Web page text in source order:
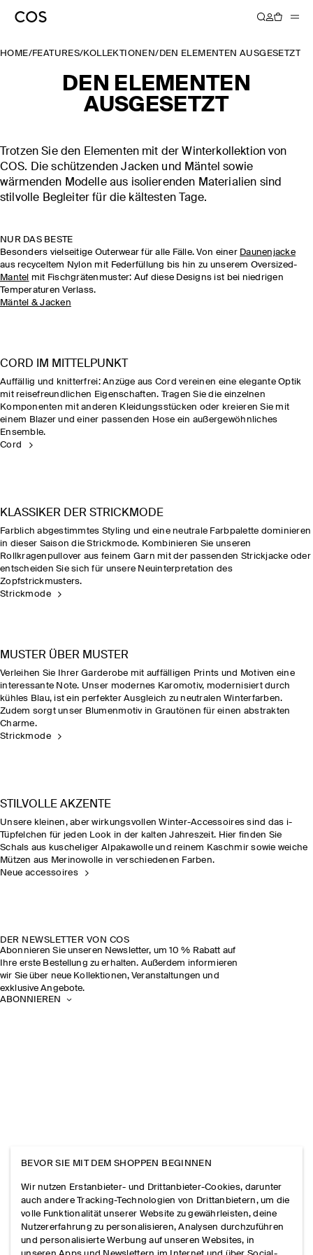
HOME/FEATURES/KOLLEKTIONEN/ DEN ELEMENTEN AUSGESETZT
DEN ELEMENTEN
AUSGESETZT
Trotzen Sie den Elementen mit der Winterkollektion von
COS. Die schützenden Jacken und Mäntel sowie
wärmenden Modelle aus isolierenden Materialien sind
stilvolle Begleiter für die kältesten Tage.
NUR DAS BESTE
Besonders vielseitige Outerwear für alle Fälle. Von einer Daunenjacke
aus recyceltem Nylon mit Federfüllung bis hin zu unserem Oversized-
Mantel
mit Fischgrätenmuster: Auf diese Designs ist bei niedrigen
Temperaturen Verlass.
Mäntel & Jacken
CORD IM MITTELPUNKT
Auffällig und knitterfrei: Anzüge aus Cord vereinen eine elegante Optik
mit reisefreundlichen Eigenschaften. Tragen Sie die einzelnen
Komponenten mit anderen Kleidungsstücken oder kreieren Sie mit
einem Blazer und einer passenden Hose ein außergewöhnliches
Ensemble.
Cord
KLASSIKER DER STRICKMODE
Farblich abgestimmtes Styling und eine neutrale Farbpalette dominieren
in dieser Saison die Strickmode. Kombinieren Sie unseren
Rollkragenpullover aus feinem Garn mit der passenden Strickjacke oder
entscheiden Sie sich für unsere Neuinterpretation des
Zopfstrickmusters.
Strickmode
MUSTER ÜBER MUSTER
Verleihen Sie Ihrer Garderobe mit auffälligen Prints und Motiven eine
interessante Note. Unser modernes Karomotiv, modernisiert durch
kühles Blau, ist ein perfekter Ausgleich zu neutralen Winterfarben.
Zudem sorgt unser Blumenmotiv in Grautönen für einen abstrakten
Charme.
Strickmode
STILVOLLE AKZENTE
Unsere kleinen, aber wirkungsvollen Winter-Accessoires sind das i-
Tüpfelchen für jeden Look in der kalten Jahreszeit. Hier finden Sie
Schals aus kuscheliger Alpakawolle und reinem Kaschmir sowie weiche
Mützen aus Merinowolle in verschiedenen Farben.
Neue accessoires
DER NEWSLETTER VON COS
Abonnieren Sie unseren Newsletter, um 10 % Rabatt auf
Ihre erste Bestellung zu erhalten. Außerdem informieren
wir Sie über neue Kollektionen, Veranstaltungen und
exklusive Angebote.
ABONNIEREN
BEVOR SIE MIT DEM SHOPPEN BEGINNEN
Wir nutzen Erstanbieter- und Drittanbieter-Cookies, darunter
auch andere Tracking-Technologien von Drittanbietern, um die
volle Funktionalität unserer Website zu gewährleisten, deine
Nutzererfahrung zu personalisieren, Analysen durchzuführen
und personalisierte Werbung auf unseren Websites, in